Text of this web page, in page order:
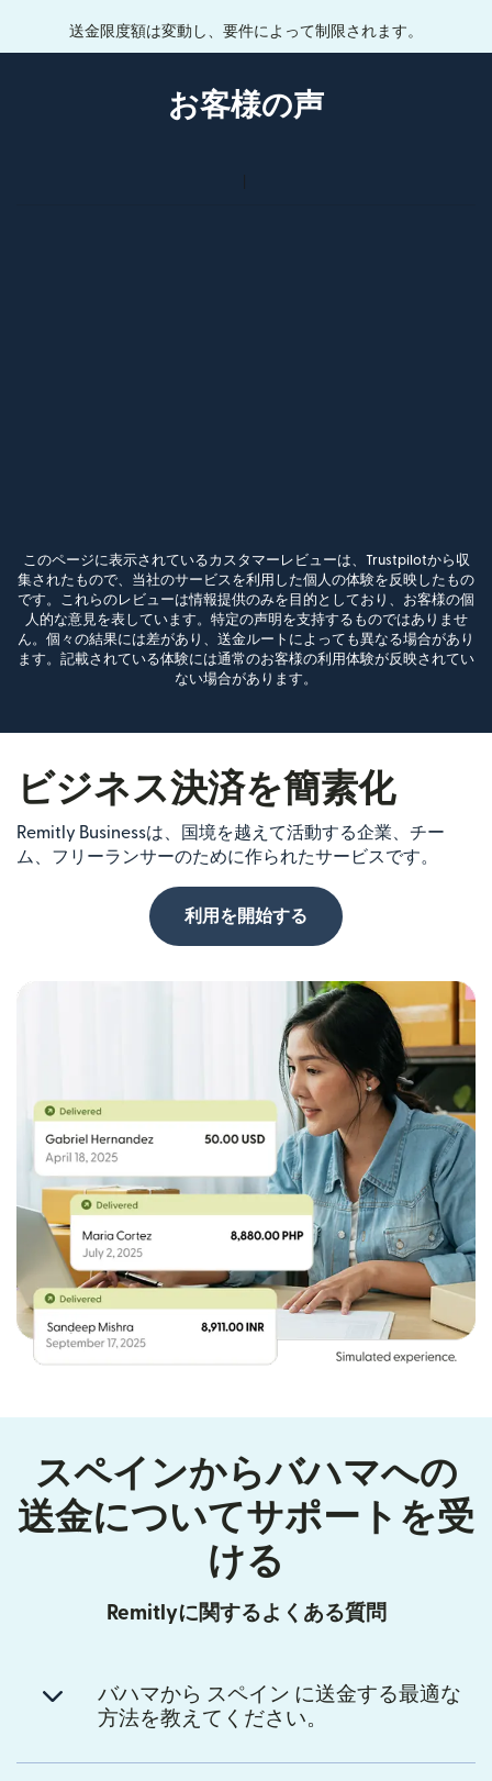
送金限度額は変動し、要件によって制限されます。
お客様の声
このページに表示されているカスタマーレビューは、Trustpilotから収
集されたもので、当社のサービスを利用した個人の体験を反映したもの
です。これらのレビューは情報提供のみを目的としており、お客様の個
人的な意見を表しています。特定の声明を支持するものではありませ
ん。個々の結果には差があり、送金ルートによっても異なる場合があり
ます。記載されている体験には通常のお客様の利用体験が反映されてい
ない場合があります。
ビジネス決済を簡素化
Remitly Businessは、国境を越えて活動する企業、チー
ム、フリーランサーのために作られたサービスです。
利用を開始する
スペインからバハマへの
送金についてサポートを受
ける
Remitlyに関するよくある質問
バハマから スペイン に送金する最適な
方法を教えてください。